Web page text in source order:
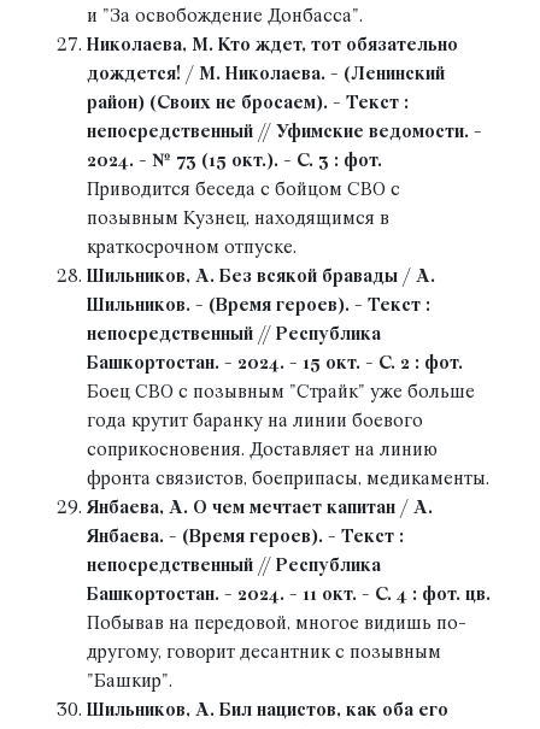
и "За освобождение Донбасса".
Николаева, М. Кто ждет, тот обязательно
дождется! / М. Николаева. - (Ленинский
район) (Своих не бросаем). - Текст :
непосредственный // Уфимские ведомости. -
2024. - № 73 (15 окт.). - С. 3 : фот.
Приводится беседа с бойцом СВО с
позывным Кузнец, находящимся в
краткосрочном отпуске.
Шильников, А. Без всякой бравады / А.
Шильников. - (Время героев). - Текст :
непосредственный // Республика
Башкортостан. - 2024. - 15 окт. - С. 2 : фот.
Боец СВО с позывным "Страйк" уже больше
года крутит баранку на линии боевого
соприкосновения. Доставляет на линию
фронта связистов, боеприпасы, медикаменты.
Янбаева, А. О чем мечтает капитан / А.
Янбаева. - (Время героев). - Текст :
непосредственный // Республика
Башкортостан. - 2024. - 11 окт. - С. 4 : фот. цв.
Побывав на передовой, многое видишь по-
другому, говорит десантник с позывным
"Башкир".
Шильников, А. Бил нацистов, как оба его